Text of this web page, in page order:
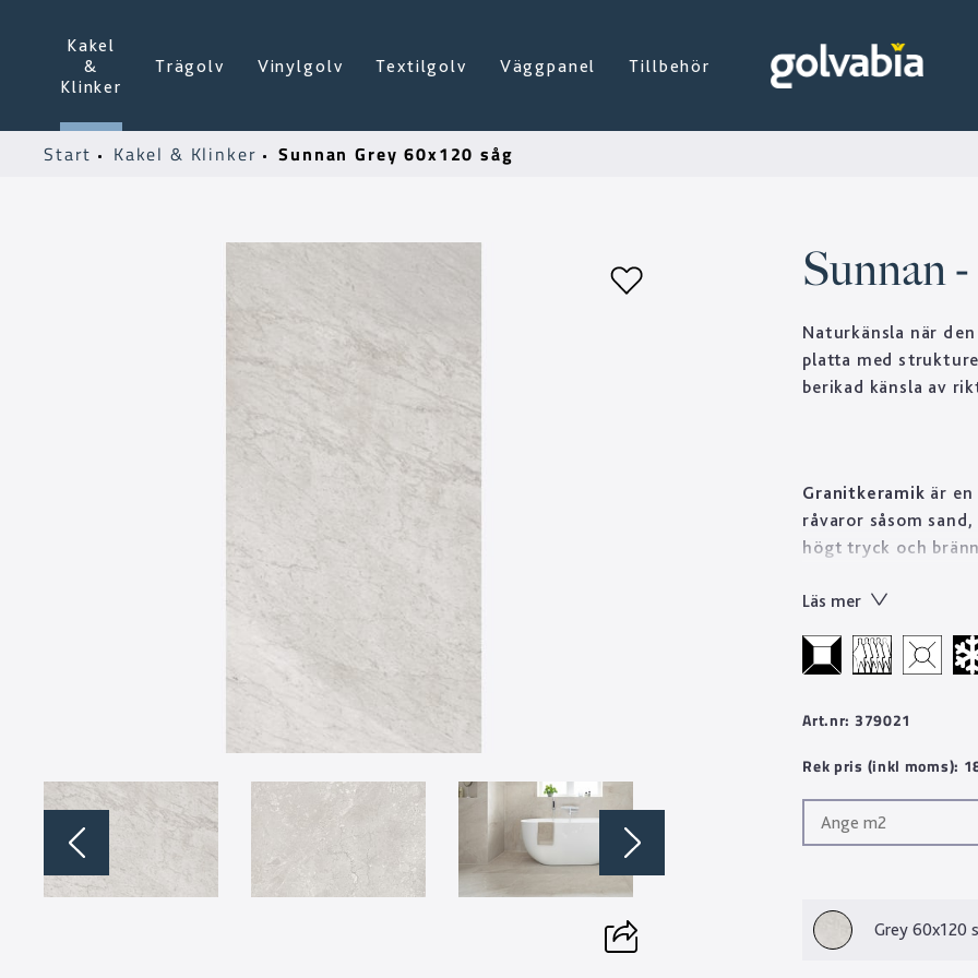
Kakel
&
Klinker
Trägolv Vinylgolv Textilgolv Väggpanel Tillbehör
Start Kakel & Klinker Sunnan Grey 60x120 såg
Sunnan
Naturkänsla när
platta med
berikad känsla av
Granitkeramik är
råvaror såsom
högt tryck och
Tekniskt sett är
Designen skapas
mönsterbilder än
material som håller
Läs mer
Art.nr: 379021
Rek pris (inkl moms):
Grey 60x120